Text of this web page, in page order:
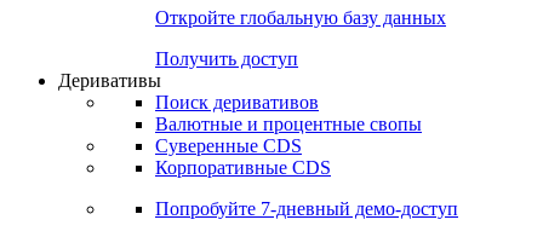
Откройте глобальную базу данных
Получить доступ
Деривативы
Поиск деривативов
Валютные и процентные свопы
Суверенные CDS
Корпоративные CDS
Попробуйте 7-дневный демо-доступ